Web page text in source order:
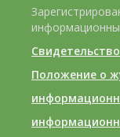
Положение о